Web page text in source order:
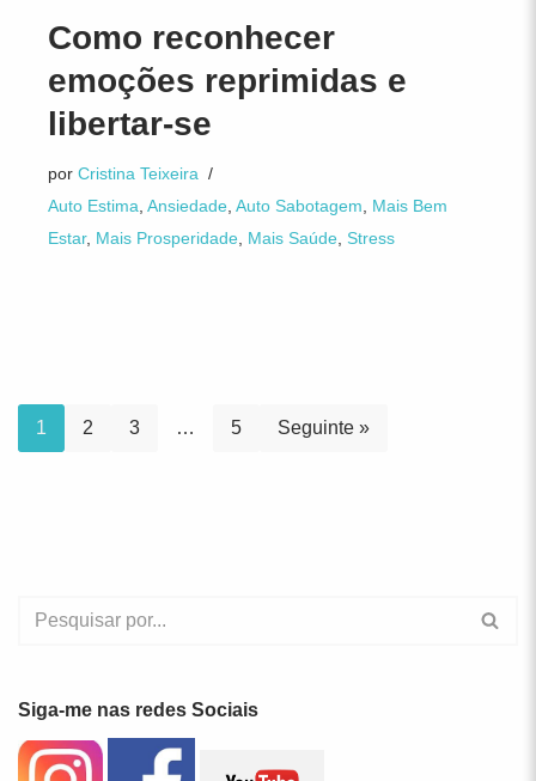
Como reconhecer
emoções reprimidas e
libertar-se
por Cristina Teixeira
Auto Estima Ansiedade Auto Sabotagem
Mais Bem
Estar, Mais Prosperidade Mais Saúde Stress
1 2 3 … 5 Seguinte »
Siga-me nas redes Sociais